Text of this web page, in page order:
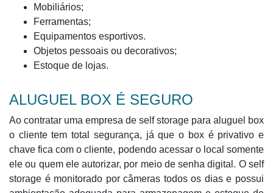
Mobiliários;
Ferramentas;
Equipamentos esportivos.
Objetos pessoais ou decorativos;
Estoque de lojas.
ALUGUEL BOX É SEGURO
Ao contratar uma empresa de self storage para aluguel box
o cliente tem total segurança, já que o box é privativo e
chave fica com o cliente, podendo acessar o local somente
ele ou quem ele autorizar, por meio de senha digital. O self
storage é monitorado por câmeras todos os dias e possui